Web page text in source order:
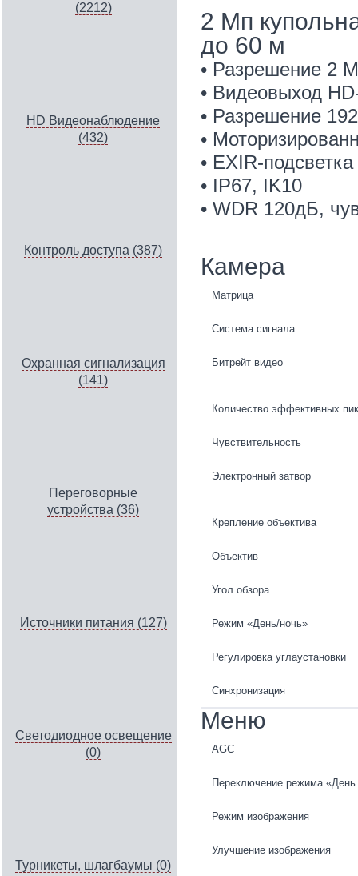
(2212)
HD Видеонаблюдение
(432)
Контроль доступа (387)
Охранная сигнализация
(141)
Переговорные
устройства (36)
Источники питания (127)
Светодиодное освещение
(0)
Турникеты, шлагбаумы (0)
2 Мп
до 60 м
• Разрешение 2
• Видеовыход
• Разрешение
•
• EXIR-
• IP67, IK10
• WDR 120дБ,
Камера
Матрица
Система сигнала
Битрейт видео
Количество эффективных
Чувствительность
Электронный затвор
Крепление объектива
Объектив
Угол обзора
Режим «День/ночь»
Регулировка углаустановки
Синхронизация
Меню
AGC
Переключение режима «День
Режим изображения
Улучшение изображения